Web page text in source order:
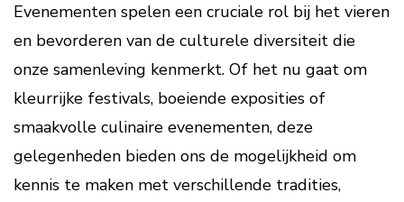
Evenementen spelen een cruciale rol bij het vieren
en bevorderen van de culturele diversiteit die
onze samenleving kenmerkt. Of het nu gaat om
kleurrijke festivals, boeiende exposities of
smaakvolle culinaire evenementen, deze
gelegenheden bieden ons de mogelijkheid om
kennis te maken met verschillende tradities,